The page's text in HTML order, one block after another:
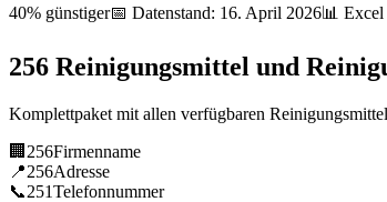
40% günstiger📅 Datenstand: 16. April 2026📊
256 Reinigungsmittel und
Komplettpaket mit allen verfügbaren
🏢 256Firmenname
📍256Adresse
📞251Telefonnummer